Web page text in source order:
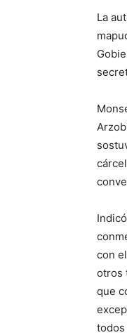
La
con
otros
que
todos